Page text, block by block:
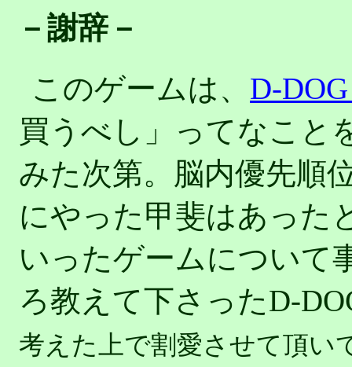
－謝辞－
このゲームは、 D-
買うべし」ってなこと
みた次第。脳内優先順
にやった甲斐はあった
いったゲームについて
ろ教えて下さったD-
考えた上で割愛させて頂